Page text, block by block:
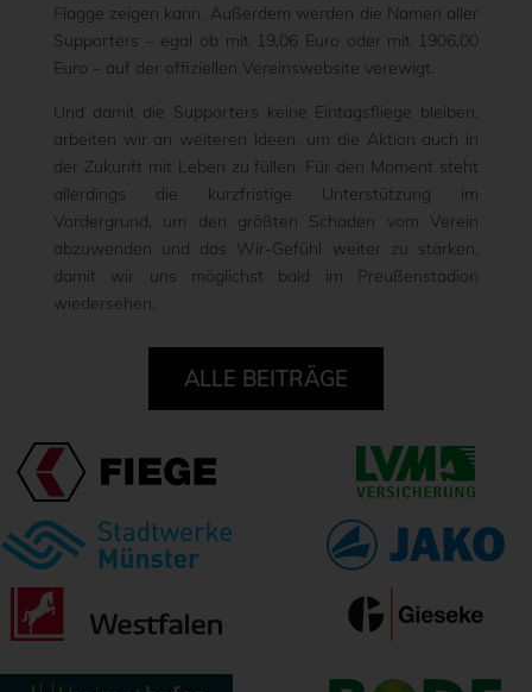
Flagge zeigen kann. Außerdem werden die Namen aller
Supporters – egal ob mit 19,06 Euro oder mit 1906,00
Euro – auf der offiziellen Vereinswebsite verewigt.
Und damit die Supporters keine Eintagsfliege bleiben,
arbeiten wir an weiteren Ideen, um die Aktion auch in
der Zukunft mit Leben zu füllen. Für den Moment steht
allerdings die kurzfristige Unterstützung im
Vordergrund, um den größten Schaden vom Verein
abzuwenden und das Wir-Gefühl weiter zu stärken,
damit wir uns möglichst bald im Preußenstadion
wiedersehen.
ALLE BEITRÄGE